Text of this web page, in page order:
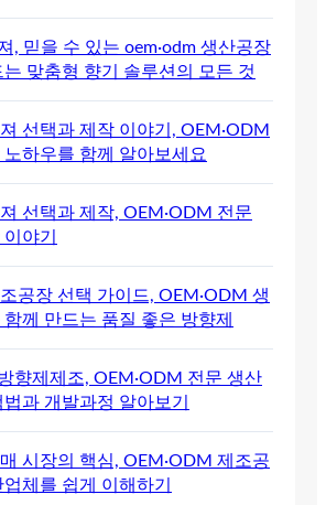
, 믿을 수 있는 oem·odm 생산공장
는 맞춤형 향기 솔루션의 모든 것
선택과 제작 이야기, OEM·ODM
하우를 함께 알아보세요
선택과 제작, OEM·ODM 전문
야기
공장 선택 가이드, OEM·ODM 생
께 만드는 품질 좋은 방향제
향제제조, OEM·ODM 전문 생산
과 개발과정 알아보기
시장의 핵심, OEM·ODM 제조공
체를 쉽게 이해하기